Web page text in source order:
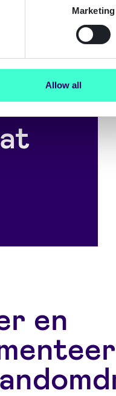
Marketing
Allow all
with Signicat
en